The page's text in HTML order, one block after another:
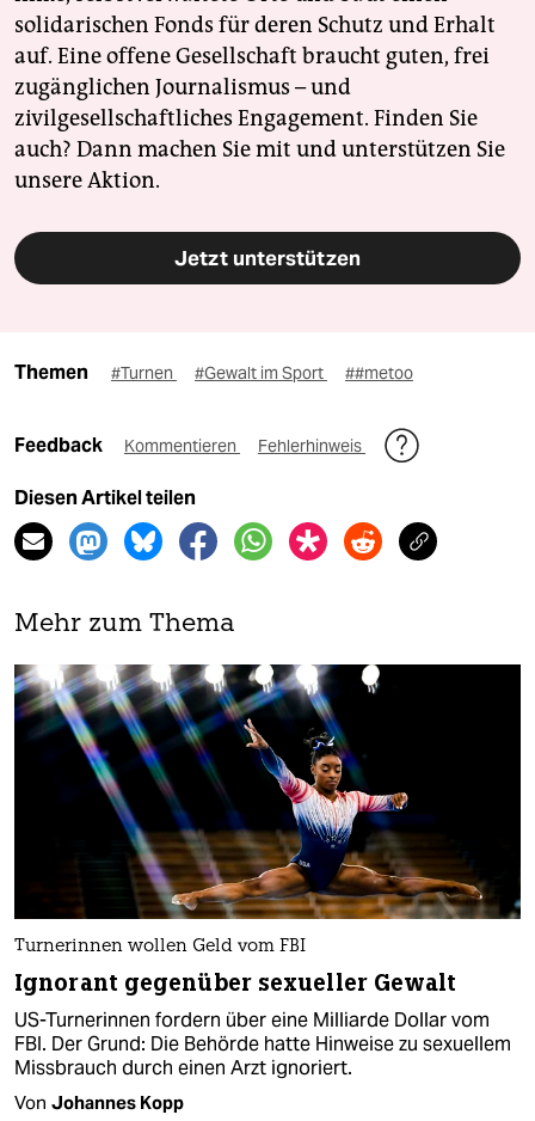
solidarischen Fonds für deren Schutz und Erhalt
auf. Eine offene Gesellschaft braucht guten, frei
zugänglichen Journalismus – und
zivilgesellschaftliches Engagement. Finden Sie
auch? Dann machen Sie mit und unterstützen Sie
unsere Aktion.
Jetzt unterstützen
Themen #Turnen #Gewalt im Sport ##metoo
Feedback Kommentieren Fehlerhinweis
Diesen Artikel teilen
Mehr zum Thema
Turnerinnen wollen Geld vom FBI
Ignorant gegenüber sexueller Gewalt
US-Turnerinnen fordern über eine Milliarde Dollar vom
FBI. Der Grund: Die Behörde hatte Hinweise zu sexuellem
Missbrauch durch einen Arzt ignoriert.
Von Johannes Kopp